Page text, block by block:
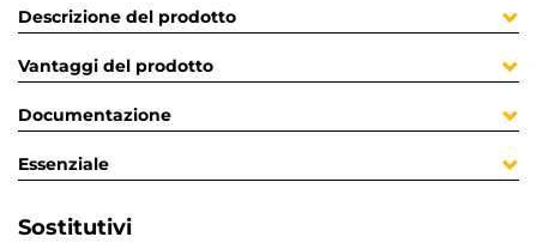
Descrizione del prodotto
Vantaggi del prodotto
Documentazione
Essenziale
Sostitutivi